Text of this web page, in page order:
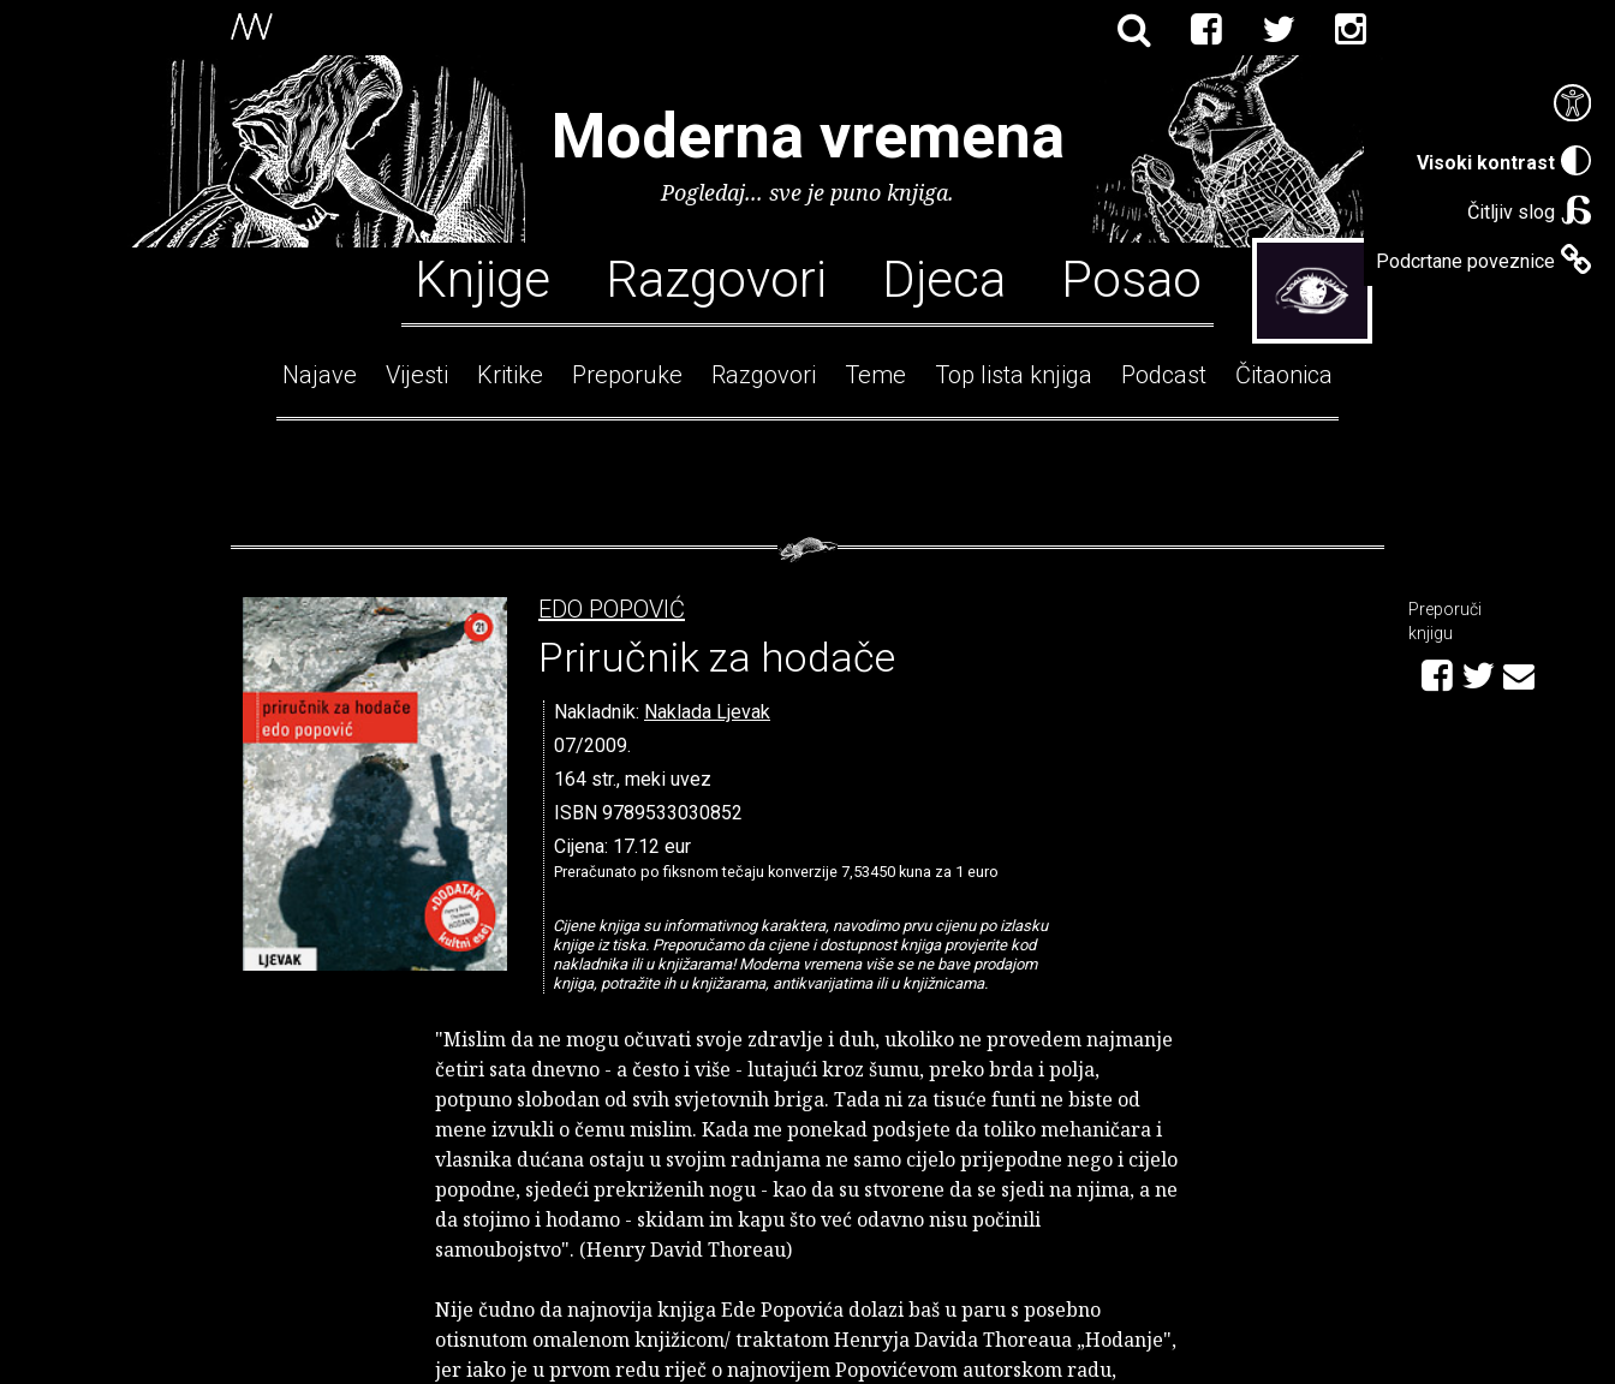
Visoki kontrast
Čitljiv slog
Podcrtane poveznice
Moderna vremena
Pogledaj... sve je puno knjiga.
Knjige Razgovori Djeca Posao
Najave Vijesti Kritike Preporuke Razgovori Teme Top lista knjiga Podcast Čitaonica
EDO POPOVIĆ
Priručnik za hodače
Nakladnik: Naklada Ljevak
07/2009.
164 str., meki uvez
ISBN 9789533030852
Cijena: 17.12 eur
Preračunato po fiksnom tečaju konverzije 7,53450 kuna za 1 euro
Cijene knjiga su informativnog karaktera, navodimo prvu cijenu po izlasku
knjige iz tiska. Preporučamo da cijene i dostupnost knjiga provjerite kod
nakladnika ili u knjižarama! Moderna vremena više se ne bave prodajom
knjiga, potražite ih u knjižarama, antikvarijatima ili u knjižnicama.
"Mislim da ne mogu očuvati svoje zdravlje i duh, ukoliko ne provedem najmanje
četiri sata dnevno - a često i više - lutajući kroz šumu, preko brda i polja,
potpuno slobodan od svih svjetovnih briga. Tada ni za tisuće funti ne biste od
mene izvukli o čemu mislim. Kada me ponekad podsjete da toliko mehaničara i
vlasnika dućana ostaju u svojim radnjama ne samo cijelo prijepodne nego i cijelo
popodne, sjedeći prekriženih nogu - kao da su stvorene da se sjedi na njima, a ne
da stojimo i hodamo - skidam im kapu što već odavno nisu počinili
samoubojstvo". (Henry David Thoreau)
Nije čudno da najnovija knjiga Ede Popovića dolazi baš u paru s posebno
otisnutom omalenom knjižicom/ traktatom Henryja Davida Thoreaua „Hodanje",
jer iako je u prvom redu riječ o najnovijem Popovićevom autorskom radu,
Preporuči
knjigu